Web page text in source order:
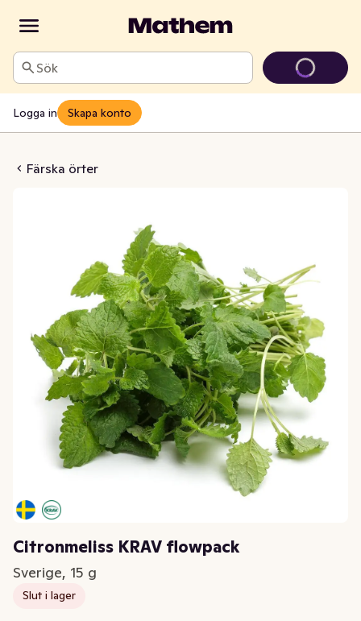
Sök
Logga in Skapa konto
Färska örter
KRAV flowpack
Citronmeliss KRAV flowpack
Sverige, 15 g
Slut i lager